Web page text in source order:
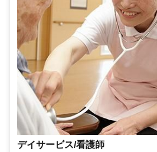
デイサービス/看護師